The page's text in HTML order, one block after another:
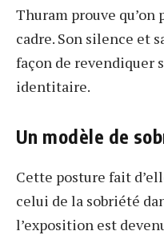
Thuram prouve qu’on
cadre. Son silence et
façon de revendiquer
identitaire.
Un modèle de
Cette posture fait
celui de la sobriété
l’exposition est